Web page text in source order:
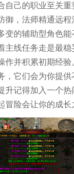
自己的职业至关
御，法师精通远
变的辅助型角色能
主线任务走是最稳
作并积累初期经
，它们会为你提
升记得加入一个
冒险会让你的成长